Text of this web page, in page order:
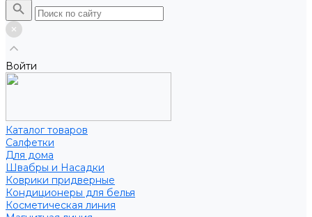
Войти
Каталог товаров
Салфетки
Для дома
Швабры и Насадки
Коврики придверные
Кондиционеры для белья
Косметическая линия